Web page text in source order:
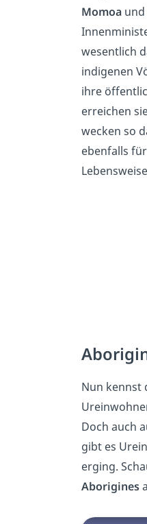
Momoa und
wesentlich
indigenen
ihre
erreichen
wecken so
ebenfalls
Nun kennst
Doch auch
gibt es
erging.
Aborigines